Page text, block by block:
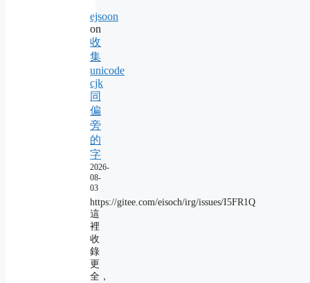
ejsoon
on
收
集
unicode
cjk
同
偏
旁
的
字
2026-
08-
03
https://gitee.com/eisoch/irg/issues/I5FR1Q
這
裡
收
錄
更
全，